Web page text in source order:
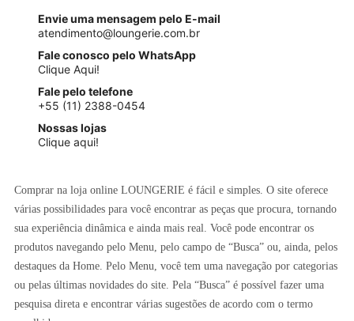
Envie uma mensagem pelo E-mail
atendimento@loungerie.com.br
Fale conosco pelo WhatsApp
Clique Aqui!
Fale pelo telefone
+55 (11) 2388-0454
Nossas lojas
Clique aqui!
Comprar na loja online LOUNGERIE é fácil e simples. O site oferece
várias possibilidades para você encontrar as peças que procura, tornando
sua experiência dinâmica e ainda mais real. Você pode encontrar os
produtos navegando pelo Menu, pelo campo de “Busca” ou, ainda, pelos
destaques da Home. Pelo Menu, você tem uma navegação por categorias
ou pelas últimas novidades do site. Pela “Busca” é possível fazer uma
pesquisa direta e encontrar várias sugestões de acordo com o termo